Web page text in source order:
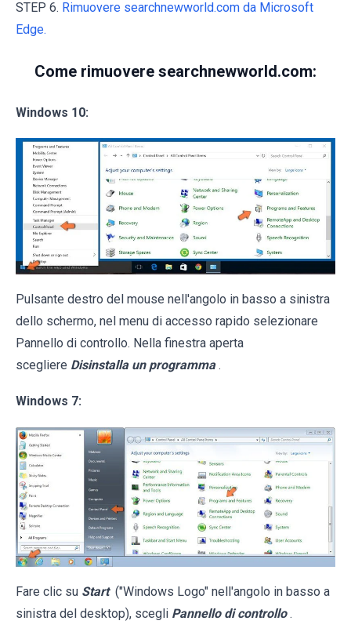
STEP 6. Rimuovere searchnewworld.com da Microsoft
Edge.
Come rimuovere searchnewworld.com:
Windows 10:
Pulsante destro del mouse nell'angolo in basso a sinistra
dello schermo, nel menu di accesso rapido selezionare
Pannello di controllo. Nella finestra aperta
scegliere Disinstalla un programma .
Windows 7:
Fare clic su Start ("Windows Logo" nell'angolo in basso a
sinistra del desktop), scegli Pannello di controllo .